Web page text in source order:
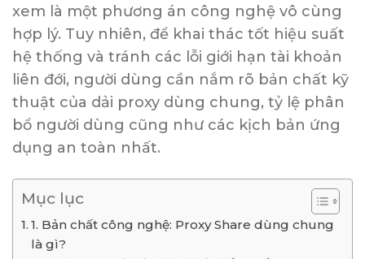
xem là một phương án công nghệ vô cùng
hợp lý. Tuy nhiên, để khai thác tốt hiệu suất
hệ thống và tránh các lỗi giới hạn tài khoản
liên đới, người dùng cần nắm rõ bản chất kỹ
thuật của dải proxy dùng chung, tỷ lệ phân
bổ người dùng cũng như các kịch bản ứng
dụng an toàn nhất.
Mục lục
1. Bản chất công nghệ: Proxy Share dùng chung
là gì?